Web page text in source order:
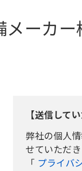
メーカ
【送信して
弊社の個人
せていただ
「 プライバ